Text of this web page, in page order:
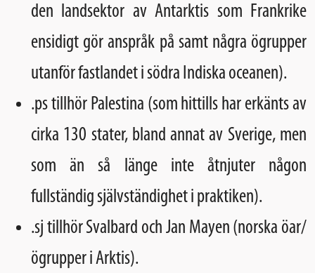
den landsektor av Antarktis som Frankrike
ensidigt gör anspråk på samt några ögrupper
utanför fastlandet i södra Indiska oceanen).
.ps tillhör Palestina (som hittills har erkänts av
cirka 130 stater, bland annat av Sverige, men
som än så länge inte åtnjuter någon
fullständig självständighet i praktiken).
.sj tillhör Svalbard och Jan Mayen (norska öar/
ögrupper i Arktis).